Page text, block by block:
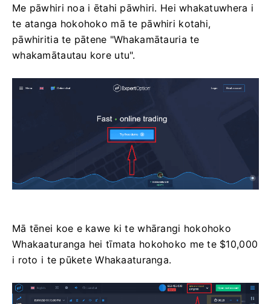
Me pāwhiri noa i ētahi pāwhiri. Hei whakatuwhera i
te atanga hokohoko mā te pāwhiri kotahi,
pāwhiritia te pātene "Whakamātauria te
whakamātautau kore utu".
Mā tēnei koe e kawe ki te whārangi hokohoko
Whakaaturanga hei tīmata hokohoko me te $10,000
i roto i te pūkete Whakaaturanga.